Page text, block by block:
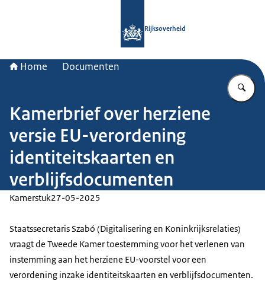
Rijksoverheid
Home Documenten
Kamerbrief over herziene
versie EU-verordening
identiteitskaarten en
verblijfsdocumenten
Kamerstuk27-05-2025
Staatssecretaris Szabó (Digitalisering en Koninkrijksrelaties)
vraagt de Tweede Kamer toestemming voor het verlenen van
instemming aan het herziene EU-voorstel voor een
verordening inzake identiteitskaarten en verblijfsdocumenten.